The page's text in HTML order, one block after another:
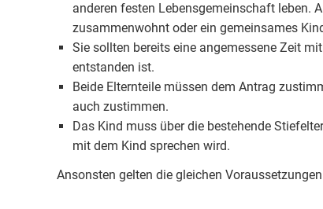
anderen festen Lebensgemeinschaft leben.
zusammenwohnt oder ein gemeinsames
Sie sollten bereits eine angemessene Zeit
entstanden ist.
Beide Elternteile müssen dem Antrag
auch zustimmen.
Das Kind muss über die bestehende
mit dem Kind sprechen wird.
Ansonsten gelten die gleichen